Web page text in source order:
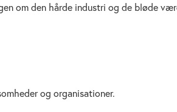
om den hårde industri og de bløde
og organisationer.